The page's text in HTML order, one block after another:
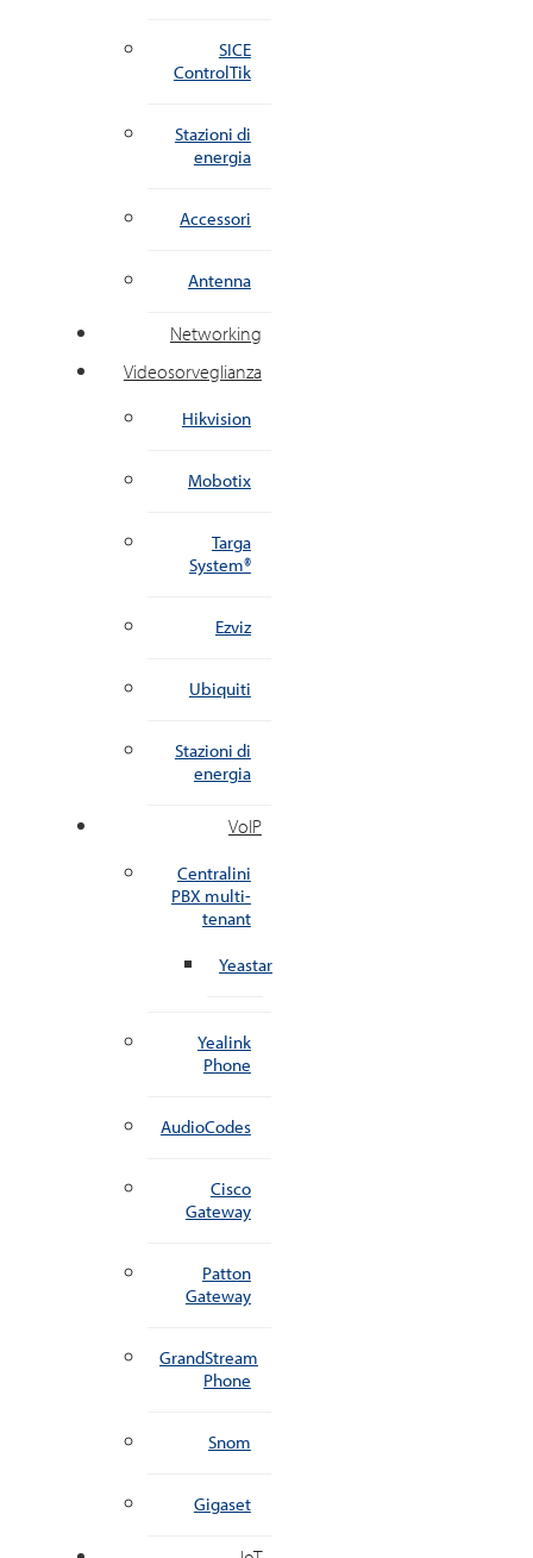
SICE
ControlTik
Stazioni di
energia
Accessori
Antenna
Networking
Videosorveglianza
Hikvision
Mobotix
Targa
System®
Ezviz
Ubiquiti
Stazioni di
energia
VoIP
Centralini
PBX multi-
tenant
Yeastar
Yealink
Phone
AudioCodes
Cisco
Gateway
Patton
Gateway
GrandStream
Phone
Snom
Gigaset